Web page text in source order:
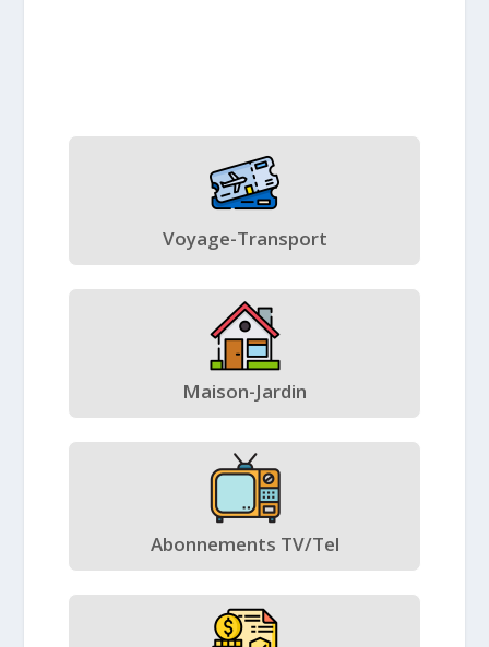
Voyage-Transport
Maison-Jardin
Abonnements TV/Tel